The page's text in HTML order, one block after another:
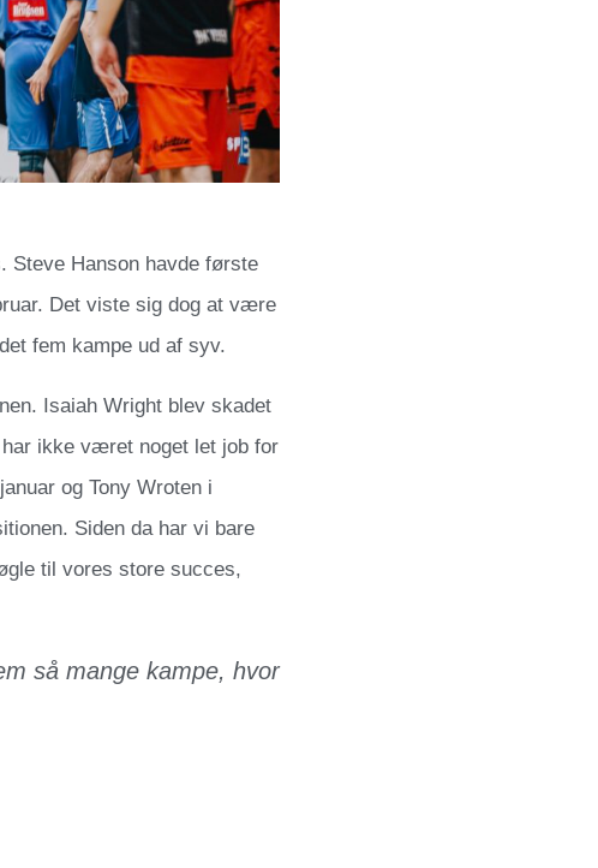
Steve Hanson havde første
Det viste sig dog at være
fem kampe ud af syv.
Isaiah Wright blev skadet
ikke været noget let job for
og Tony Wroten i
Siden da har vi bare
til vores store succes,
så mange kampe, hvor